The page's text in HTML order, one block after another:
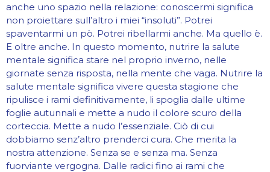
anche uno spazio nella relazione: conoscermi significa
non proiettare sull’altro i miei “insoluti”. Potrei
spaventarmi un pò. Potrei ribellarmi anche. Ma quello è.
E oltre anche. In questo momento, nutrire la salute
mentale significa stare nel proprio inverno, nelle
giornate senza risposta, nella mente che vaga. Nutrire la
salute mentale significa vivere questa stagione che
ripulisce i rami definitivamente, li spoglia dalle ultime
foglie autunnali e mette a nudo il colore scuro della
corteccia. Mette a nudo l’essenziale. Ciò di cui
dobbiamo senz’altro prenderci cura. Che merita la
nostra attenzione. Senza se e senza ma. Senza
fuorviante vergogna. Dalle radici fino ai rami che